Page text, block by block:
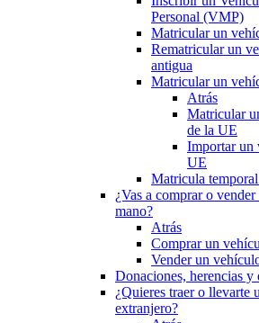
Personal (VMP)
Matricular un
Rematricular un
antigua
Matricular un
Atrás
Matricular
de la UE
Importar un
UE
Matricula
¿Vas a comprar o
mano?
Atrás
Comprar un
Vender un
Donaciones, herencias y
¿Quieres traer o llevarte
extranjero?